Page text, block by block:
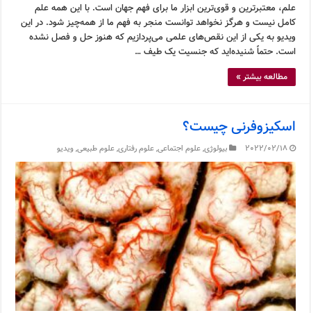
علم، معتبرترین و قوی‌ترین ابزار ما برای فهم جهان است. با این همه علم
کامل نیست و هرگز نخواهد توانست منجر به فهم ما از همه‌چیز شود. در این
ویدیو به یکی از این نقص‌های علمی می‌پردازیم که هنوز حل و فصل نشده
است. حتماً شنیده‌اید که جنسیت یک طیف …
مطالعه بیشتر »
اسکیزوفرنی چیست؟
2022/02/18 بیولوژی,علوم اجتماعی,علوم رفتاری,علوم طبیعی,ویدیو